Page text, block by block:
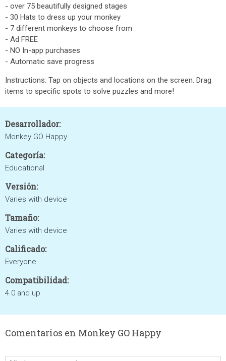
- over 75 beautifully designed stages
- 30 Hats to dress up your monkey
- 7 different monkeys to choose from
- Ad FREE
- NO In-app purchases
- Automatic save progress
Instructions: Tap on objects and locations on the screen. Drag
items to specific spots to solve puzzles and more!
Desarrollador:
Monkey GO Happy
Categoría:
Educational
Versión:
Varies with device
Tamaño:
Varies with device
Calificado:
Everyone
Compatibilidad:
4.0 and up
Comentarios en Monkey GO Happy